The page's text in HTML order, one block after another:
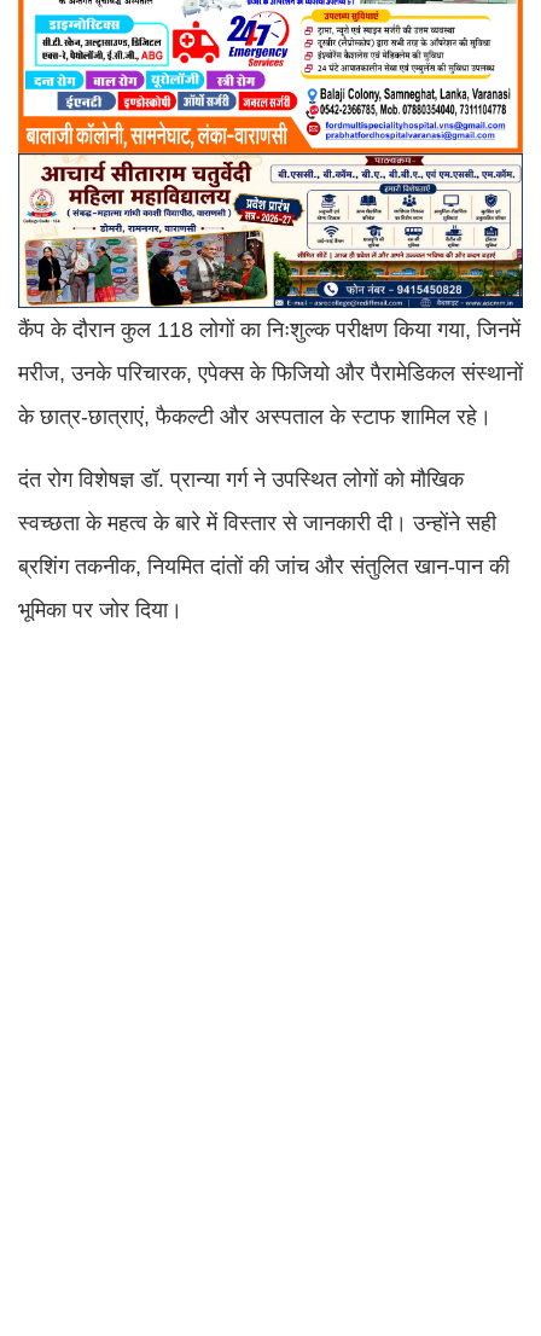
कैंप के दौरान कुल 118 लोगों का निःशुल्क परीक्षण किया गया, जिनमें
मरीज, उनके परिचारक, एपेक्स के फिजियो और पैरामेडिकल संस्थानों
के छात्र-छात्राएं, फैकल्टी और अस्पताल के स्टाफ शामिल रहे।
दंत रोग विशेषज्ञ डॉ. प्रान्या गर्ग ने उपस्थित लोगों को मौखिक
स्वच्छता के महत्व के बारे में विस्तार से जानकारी दी। उन्होंने सही
ब्रशिंग तकनीक, नियमित दांतों की जांच और संतुलित खान-पान की
भूमिका पर जोर दिया।